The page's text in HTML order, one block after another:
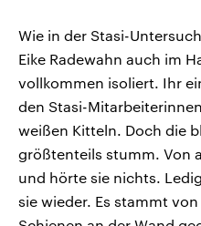
Wie in der Stasi-
Eike Radewahn auch im
vollkommen isoliert. Ihr
den Stasi-
weißen Kitteln. Doch die
größtenteils stumm. Von
und hörte sie nichts.
sie wieder. Es stammt